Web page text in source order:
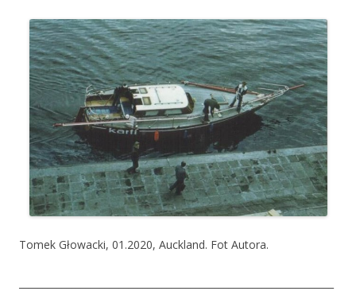
Tomek Głowacki, 01.2020, Auckland. Fot Autora.